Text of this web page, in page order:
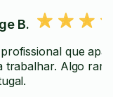
B.
que
trabalhar. Algo raro